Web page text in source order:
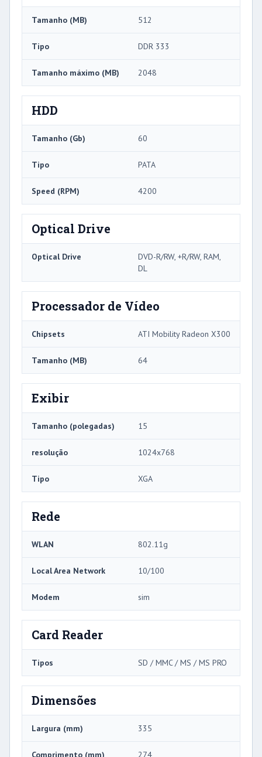
Tamanho (MB) 512
Tipo DDR 333
Tamanho máximo (MB) 2048
HDD
Tamanho (Gb) 60
Tipo PATA
Speed ​​(RPM) 4200
Optical Drive
Optical Drive
DVD-R/RW, +R/RW, RAM,
DL
Processador de Vídeo
Chipsets ATI Mobility Radeon X300
Tamanho (MB) 64
Exibir
Tamanho (polegadas) 15
resolução 1024x768
Tipo XGA
Rede
WLAN 802.11g
Local Area Network 10/100
Modem sim
Card Reader
Tipos SD / MMC / MS / MS PRO
Dimensões
Largura (mm) 335
Comprimento (mm) 274